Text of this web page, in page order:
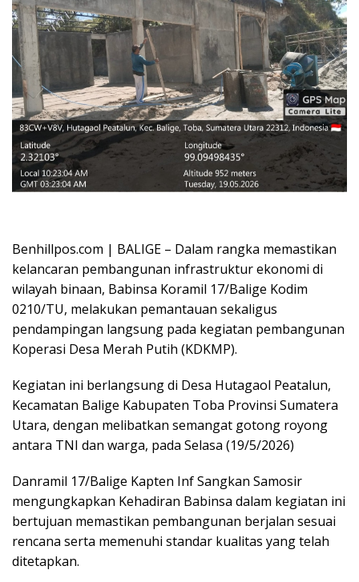
Benhillpos.com | BALIGE – Dalam rangka memastikan
kelancaran pembangunan infrastruktur ekonomi di
wilayah binaan, Babinsa Koramil 17/Balige Kodim
0210/TU, melakukan pemantauan sekaligus
pendampingan langsung pada kegiatan pembangunan
Koperasi Desa Merah Putih (KDKMP).
Kegiatan ini berlangsung di Desa Hutagaol Peatalun,
Kecamatan Balige Kabupaten Toba Provinsi Sumatera
Utara, dengan melibatkan semangat gotong royong
antara TNI dan warga, pada Selasa (19/5/2026)
Danramil 17/Balige Kapten Inf Sangkan Samosir
mengungkapkan Kehadiran Babinsa dalam kegiatan ini
bertujuan memastikan pembangunan berjalan sesuai
rencana serta memenuhi standar kualitas yang telah
ditetapkan.